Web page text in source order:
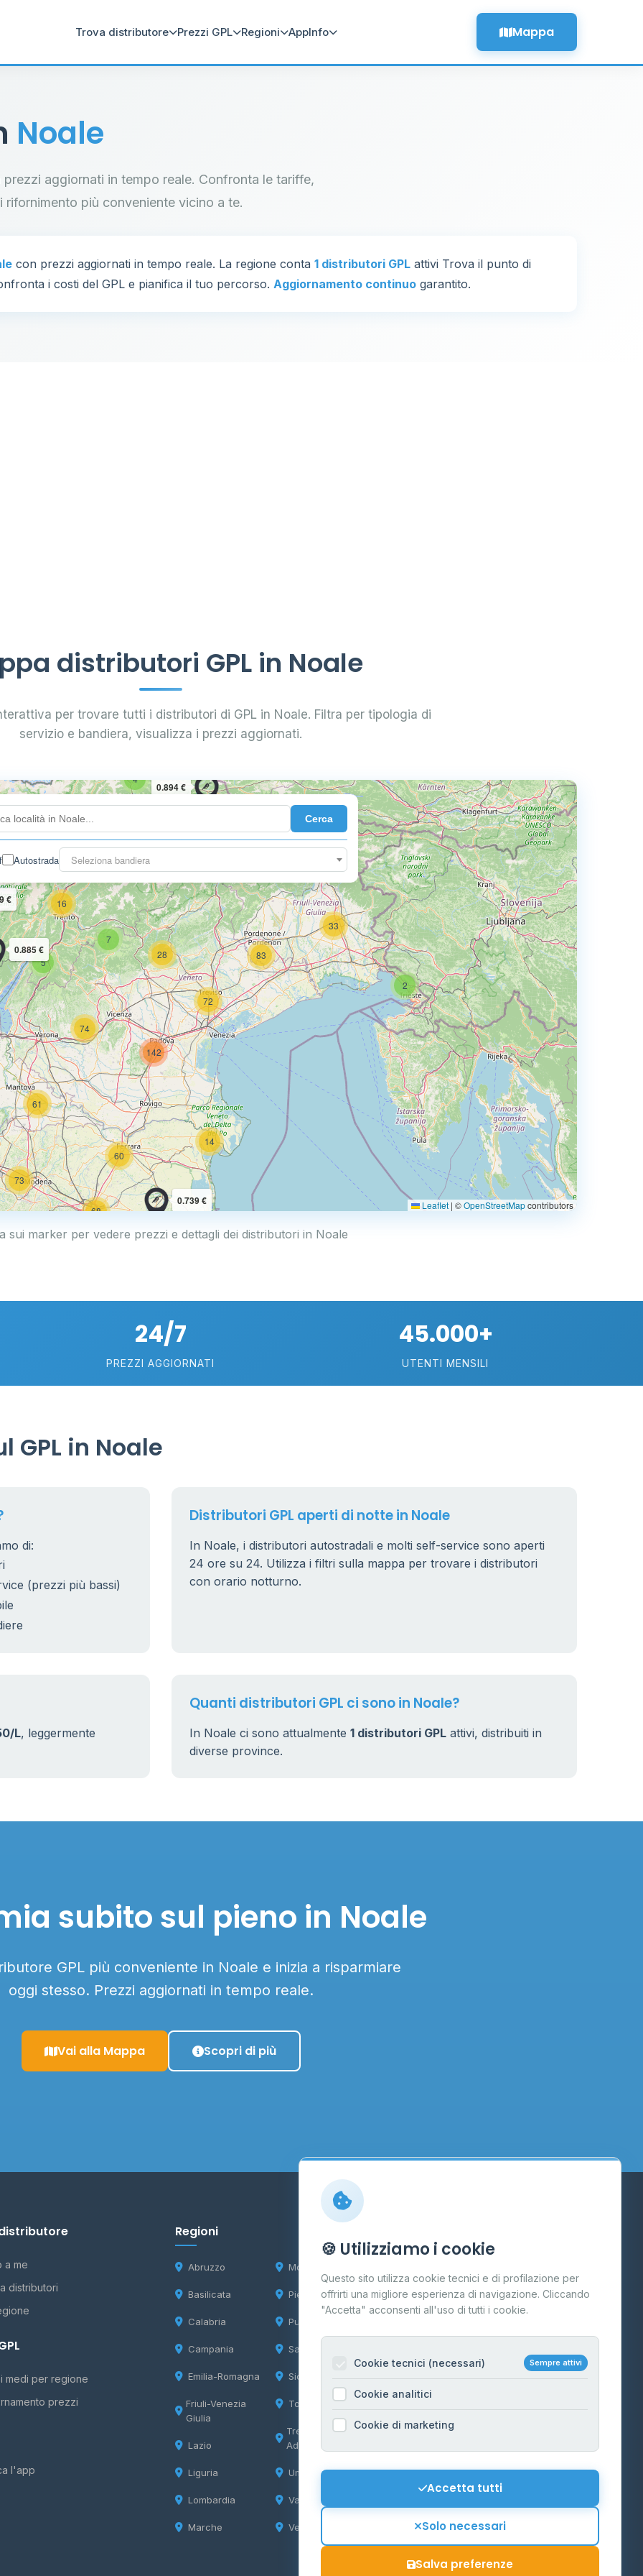
Trova distributore Prezzi GPL Regioni AppInfo Mappa
Noale
aggiornati in tempo reale. Confronta le tariffe,
più conveniente vicino a te.
con prezzi aggiornati in tempo reale. La regione conta 1 distributori GPL attivi Trova il punto di
i costi del GPL e pianifica il tuo percorso. Aggiornamento continuo garantito.
distributori GPL in Noale
per trovare tutti i distributori di GPL in Noale. Filtra per tipologia di
servizio e bandiera, visualizza i prezzi aggiornati.
Cerca
Autostrada Seleziona bandiera
20
2
33
7
72
83
28
16
4
10
5
18
14
74
61
142
73
68
60
25
38
10
0.779 €
0.799 €
0.894 €
0.885 €
€
0.769 €
0.739 € Leaflet | ©OpenStreetMapcontributors
sui marker per vedere prezzi e dettagli dei distributori in Noale
24/7
PREZZI AGGIORNATI
45.000+
UTENTI MENSILI
GPL in Noale
di:
(prezzi più bassi)
Distributori GPL aperti di notte in Noale
In Noale, i distributori autostradali e molti self-service sono aperti
24 ore su 24. Utilizza i filtri sulla mappa per trovare i distributori
con orario notturno.
L, leggermente
Quanti distributori GPL ci sono in Noale?
In Noale ci sono attualmente 1 distributori GPL attivi, distribuiti in
diverse province.
subito sul pieno in Noale
GPL più conveniente in Noale e inizia a risparmiare
oggi stesso. Prezzi aggiornati in tempo reale.
Vai alla Mappa Scopri di più
a me
distributori
medi per regione
prezzi
l'app
Regioni
Abruzzo
Basilicata
Calabria
Campania
Emilia-Romagna
Friuli-Venezia
Giulia
Lazio
Liguria
Lombardia
Marche
Molise
Piemonte
Puglia
Sardegna
Sicilia
Toscana
Trentino-Alto
Adige
Umbria
Valle d'Aosta
Veneto
Contatti
Per gestori
Informazioni legali
Privacy Policy
Cookie Policy
Mappa del sito
Contattaci
🍪 Utilizziamo i cookie
Questo sito utilizza cookie tecnici e di profilazione per
offrirti una migliore esperienza di navigazione. Cliccando
"Accetta" acconsenti all'uso di tutti i cookie.
Cookie tecnici (necessari) Sempre attivi
Cookie analitici
Cookie di marketing
Accetta tutti
Solo necessari
Salva preferenze